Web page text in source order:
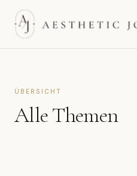
ÜBERSICHT
Alle Themen